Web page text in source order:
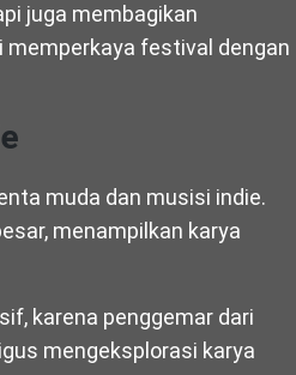
juga membagikan
memperkaya festival dengan
muda dan musisi indie.
menampilkan karya
karena penggemar dari
mengeksplorasi karya